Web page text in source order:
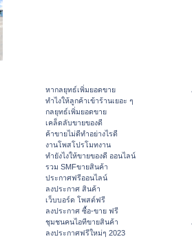
หากลยุทธ์เพิ่มยอดขาย
ทําไงให้ลูกค้าเข้าร้านเยอะ ๆ
กลยุทธ์เพิ่มยอดขาย
เคล็ดลับขายของดี
ค้าขายไม่ดีทำอย่างไรดี
งานโพสโปรโมทงาน
ทํายังไงให้ขายของดี ออนไลน์
รวม SMFขายสินค้า
ประกาศฟรีออนไลน์
ลงประกาศ สินค้า
เว็บบอร์ด โพสต์ฟรี
ลงประกาศ ซื้อ-ขาย ฟรี
ชุมชนคนไอทีขายสินค้า
ลงประกาศฟรีใหม่ๆ 2023